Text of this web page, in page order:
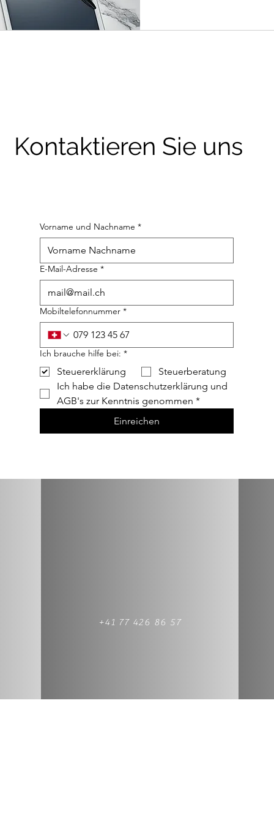
Kontaktieren Sie uns
Vorname und Nachname *
E-Mail-Adresse *
Mobiltelefonnummer *
Ich brauche hilfe bei: *
Steuererklärung
Steuerberatung
Ich habe die Datenschutzerklärung und
AGB's zur Kenntnis genommen *
Einreichen
+41 77 426 86 57